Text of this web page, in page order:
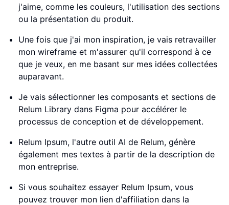
j'aime, comme les couleurs, l'utilisation des sections
ou la présentation du produit.
Une fois que j'ai mon inspiration, je vais retravailler
mon wireframe et m'assurer qu'il correspond à ce
que je veux, en me basant sur mes idées collectées
auparavant.
Je vais sélectionner les composants et sections de
Relum Library dans Figma pour accélérer le
processus de conception et de développement.
Relum Ipsum, l'autre outil AI de Relum, génère
également mes textes à partir de la description de
mon entreprise.
Si vous souhaitez essayer Relum Ipsum, vous
pouvez trouver mon lien d'affiliation dans la